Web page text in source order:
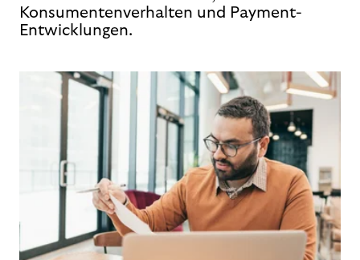
Konsumentenverhalten und Payment-
Entwicklungen.